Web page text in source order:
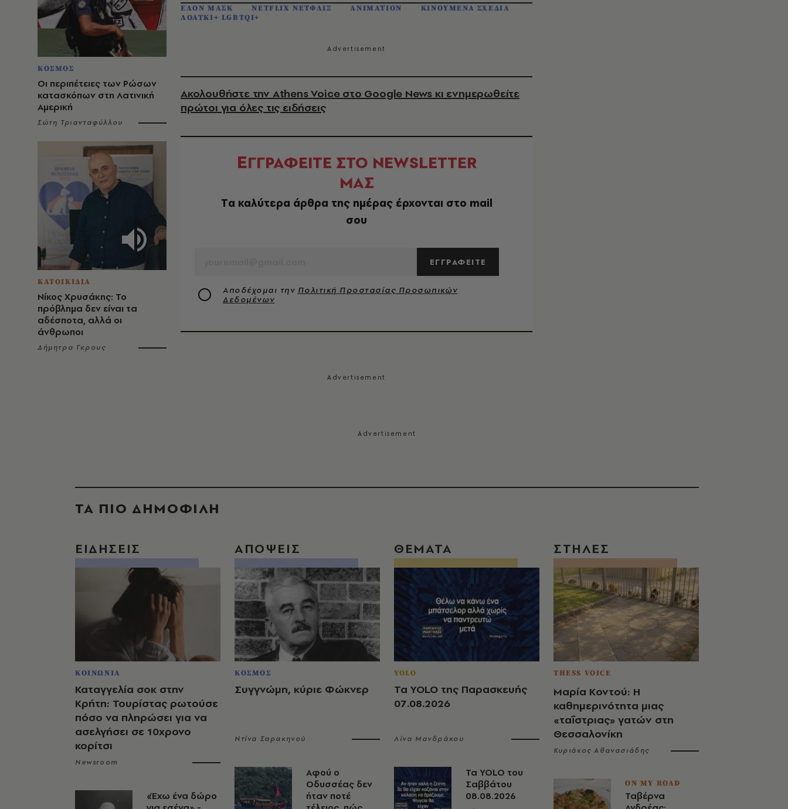
ΚΟΣΜΟΣ
Οι περιπέτειες των Ρώσων
κατασκόπων στη Λατινική
Αμερική
Σώτη Τριανταφύλλου
ΚΑΤΟΙΚΙΔΙΑ
Νίκος Χρυσάκης: Το
πρόβλημα δεν είναι τα
αδέσποτα, αλλά οι
άνθρωποι
Δήμητρα Γκρους
ΕΛΟΝ ΜΑΣΚ NETFLIX ΝΕΤΦΛΙΞ ANIMATION
ΚΙΝΟΥΜΕΝΑ ΣΧΕΔΙΑ
ΛΟΑΤΚΙ+ LGBTQI+
Ακολουθήστε την Athens Voice στο Google News κι ενημερωθείτε
πρώτοι για όλες τις ειδήσεις
ΕΓΓΡΑΦΕΙΤΕ ΣΤΟ NEWSLETTER
ΜΑΣ
Tα καλύτερα άρθρα της ημέρας έρχονται στο mail
σου
ΕΓΓΡΑΦΕΙΤΕ
Αποδέχομαι την Πολιτική Προστασίας Προσωπικών
Δεδομένων
ΤΑ ΠΙΟ ΔΗΜΟΦΙΛΗ
ΕΙΔΗΣΕΙΣ
ΚΟΙΝΩΝΙΑ
Καταγγελία σοκ στην
Κρήτη: Τουρίστας ρωτούσε
πόσο να πληρώσει για να
ασελγήσει σε 10χρονο
κορίτσι
Newsroom
«Έχω ένα δώρο
ΑΠΟΨΕΙΣ
ΚΟΣΜΟΣ
Συγγνώμη, κύριε Φώκνερ
Ντίνα Σαρακηνού
Αφού ο
Οδυσσέας δεν
ήταν ποτέ
ΘΕΜΑΤΑ
YOLO
Τα YOLO της Παρασκευής
07.08.2026
Λίνα Μανδράκου
Τα YOLO του
Σαββάτου
08.08.2026
ΣΤΗΛΕΣ
THESS VOICE
Μαρία Κοντού: Η
καθημερινότητα μιας
«ταΐστριας» γατών στη
Θεσσαλονίκη
Κυριάκος Αθανασιάδης
ON MY ROAD
Ταβέρνα